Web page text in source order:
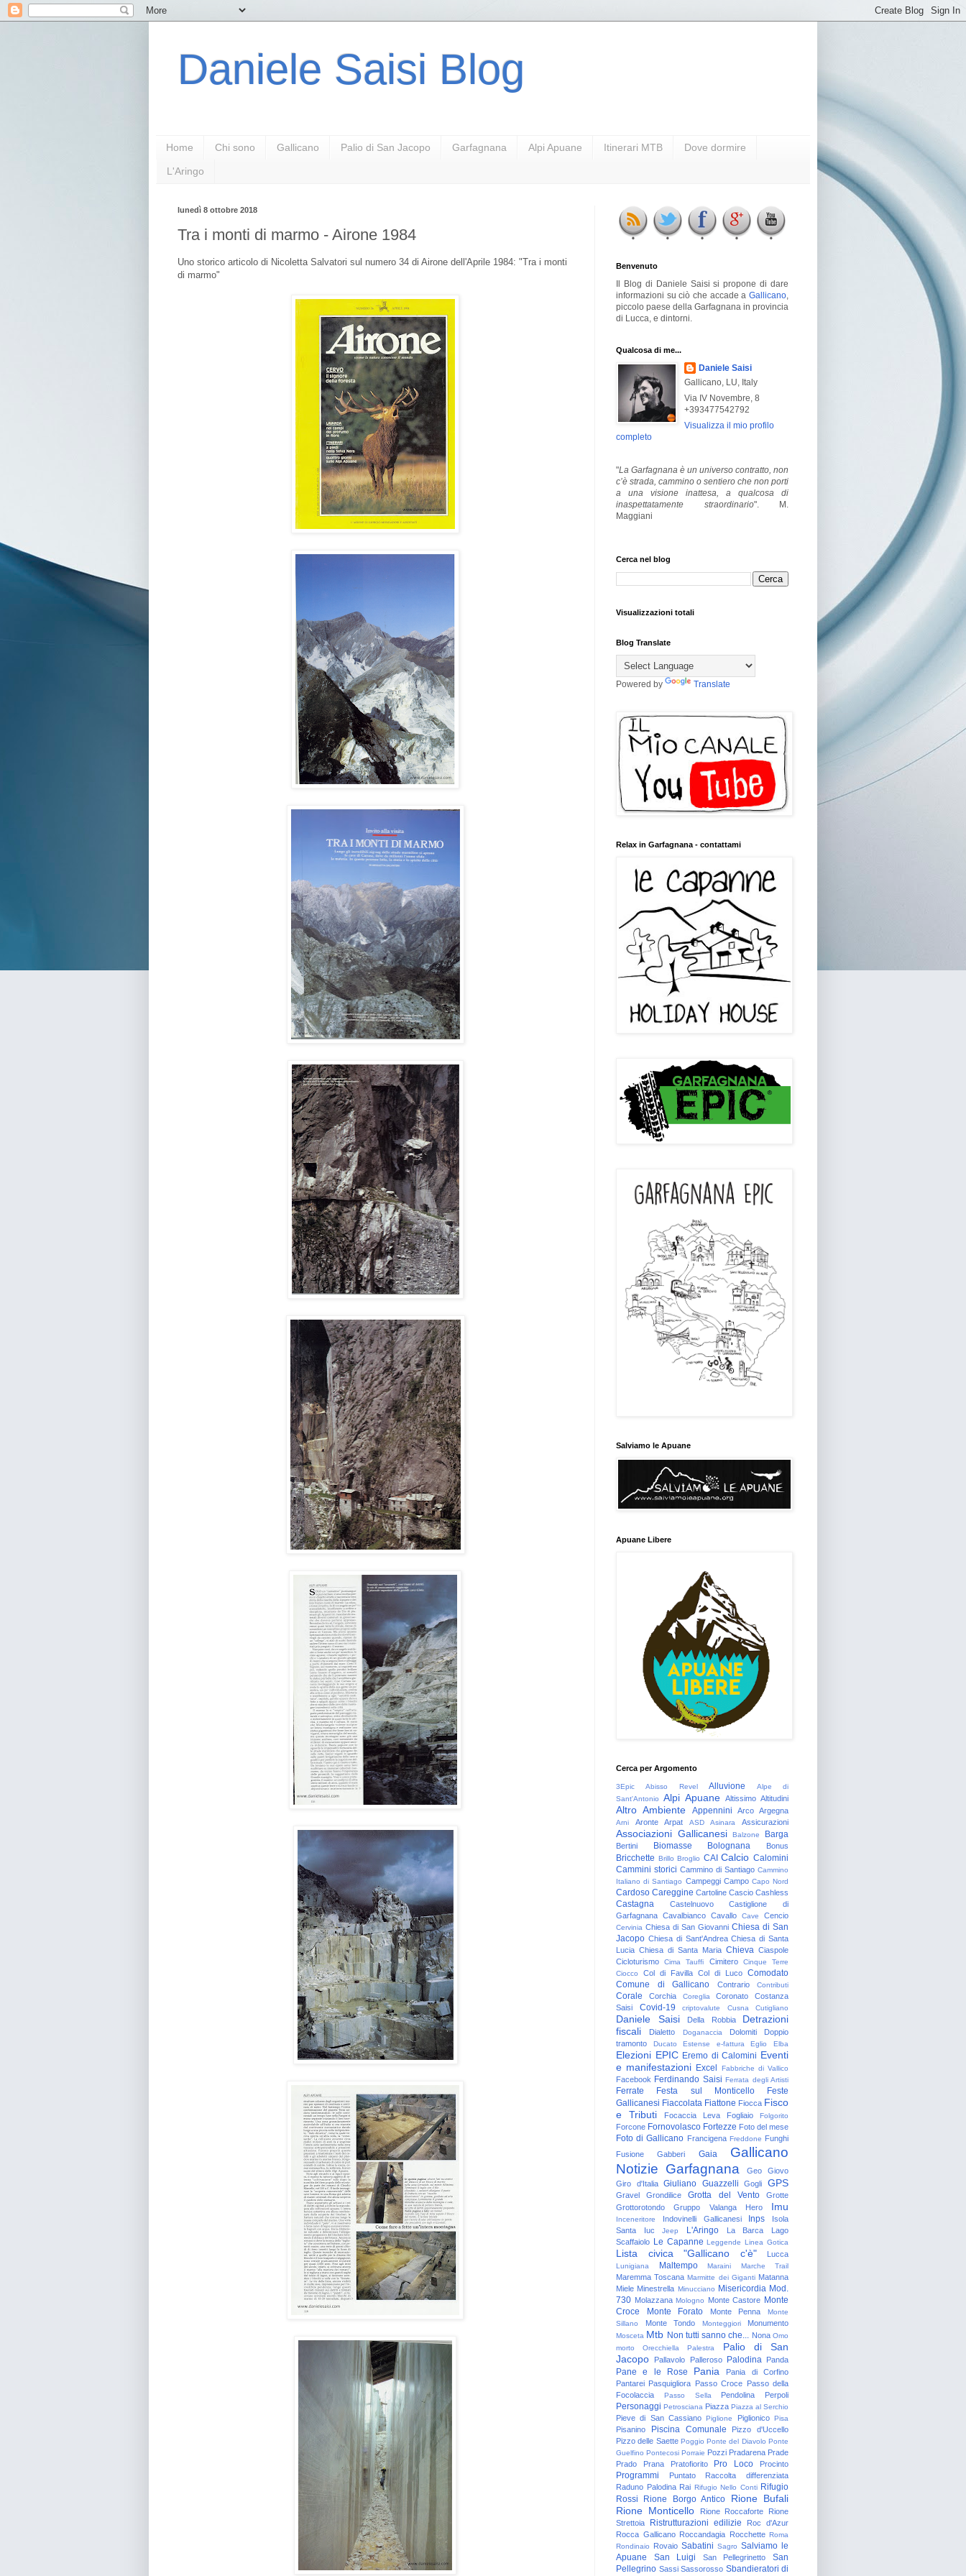
Daniele Saisi Blog
Home Chi sono Gallicano Palio di San Jacopo Garfagnana Alpi Apuane Itinerari MTB Dove dormire
L'Aringo
lunedì 8 ottobre 2018
Tra i monti di marmo - Airone 1984
Uno storico articolo di Nicoletta Salvatori sul numero 34 di Airone dell'Aprile 1984: "Tra i monti
di marmo"
Benvenuto
Il Blog di Daniele Saisi si propone di dare
informazioni su ciò che accade a Gallicano
piccolo paese della Garfagnana in provincia
di Lucca, e dintorni.
Qualcosa di me...
Daniele Saisi
Gallicano, LU, Italy
Via IV Novembre, 8
+393477542792
Visualizza il mio profilo
completo
"La Garfagnana è un universo contratto, non
c’è strada, cammino o sentiero che non porti
a una visione inattesa, a qualcosa di
inaspettatamente straordinario". M.
Maggiani
Cerca nel blog
Visualizzazioni totali
Blog Translate
Powered by Translate
Relax in Garfagnana - contattami
Salviamo le Apuane
Apuane Libere
Cerca per Argomento
3Epic Abisso Revel Alluvione
Alpe di
Sant'Antonio
Alpi Apuane Altissimo Altitudini
Altro Ambiente Appennini Arco Argegna
Arni Aronte Arpat ASD Asinara Assicurazioni
Associazioni Gallicanesi Balzone Barga
Bertini Biomasse Bolognana Bonus
Bricchette Brillo Broglio CAI Calcio Calomini
Cammini storici Cammino di Santiago Cammino
Italiano di Santiago Campeggi Campo Capo Nord
Cardoso Careggine Cartoline Cascio Cashless
Castagna Castelnuovo
Castiglione di
Garfagnana Cavalbianco Cavallo Cave Cencio
Cervinia Chiesa di San Giovanni Chiesa di San
Jacopo Chiesa di Sant'Andrea Chiesa di Santa
Lucia Chiesa di Santa Maria Chieva Ciaspole
Cicloturismo
Cima Tauffi Cimitero
Cinque Terre
Ciocco
Col di Favilla Col di Luco Comodato
Comune di Gallicano
Contrario Contributi
Corale Corchia Coreglia Coronato
Costanza
Saisi
Covid-19 criptovalute Cusna Cutigliano
Daniele Saisi Della Robbia
Detrazioni
fiscali
Dialetto Doganaccia Dolomiti
Doppio
tramonto
Ducato Estense e-fattura Eglio Elba
Elezioni EPIC Eremo di Calomini Eventi
e manifestazioni Excel Fabbriche di Vallico
Facebook Ferdinando Saisi Ferrata degli Artisti
Ferrate Festa sul Monticello
Feste
Gallicanesi Fiaccolata Fiattone Fiocca Fisco
e Tributi
Focaccia Leva Fogliaio Folgorito
Forcone Fornovolasco Fortezze Foto del mese
Foto di Gallicano Francigena Freddone Funghi
Fusione
Gabberi Gaia
Gallicano
Notizie Garfagnana Geo
Giovo
Giro d'Italia
Giuliano Guazzelli Gogli GPS
Gravel Grondilice Grotta del Vento
Grotte
Grottorotondo
Gruppo Valanga Hero Imu
Inceneritore Indovinelli Gallicanesi Inps
Isola
Santa
Iuc Jeep L'Aringo La Barca
Lago
Scaffaiolo Le Capanne Leggende Linea Gotica
Lista civica "Gallicano c'è" Lucca
Lunigiana Maltempo Maraini Marche Trail
Maremma Toscana Marmitte dei Giganti Matanna
Miele Minestrella Minucciano Misericordia Mod.
730 Molazzana Mologno Monte Castore Monte
Croce
Monte Forato Monte Penna
Monte
Sillano
Monte Tondo Monteggiori Monumento
Mosceta Mtb Non tutti sanno che... Nona Omo
morto
Orecchiella Palestra
Palio di San
Jacopo
Pallavolo Palleroso Palodina Panda
Pane e le Rose Pania
Pania di Corfino
Pantarei Pasquigliora Passo Croce Passo della
Focolaccia
Passo Sella Pendolina Perpoli
Personaggi Petrosciana Piazza Piazza al Serchio
Pieve di San Cassiano Piglione Piglionico Pisa
Pisanino Piscina Comunale
Pizzo d'Uccello
Pizzo delle Saette Poggio Ponte del Diavolo Ponte
Guelfino Pontecosi Porraie Pozzi Pradarena Prade
Prado
Prana Pratofiorito Pro Loco Procinto
Programmi Puntato
Raccolta differenziata
Raduno Palodina Rai Rifugio Nello Conti Rifugio
Rossi
Rione Borgo Antico
Rione Bufali
Rione Monticello
Rione Roccaforte
Rione
Strettoia
Ristrutturazioni edilizie
Roc d'Azur
Rocca Gallicano Roccandagia Rocchette Roma
Rondinaio
Rovaio Sabatini Sagro Salviamo le
Apuane
San Luigi San Pellegrinetto
San
Pellegrino Sassi Sassorosso Sbandieratori di